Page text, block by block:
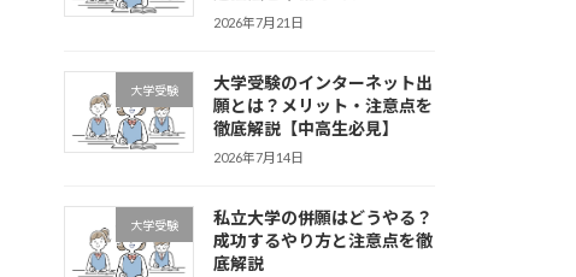
2026年7月21日
大学受験
大学受験のインターネット出
願とは？メリット・注意点を
徹底解説【中高生必見】
2026年7月14日
大学受験
私立大学の併願はどうやる？
成功するやり方と注意点を徹
底解説